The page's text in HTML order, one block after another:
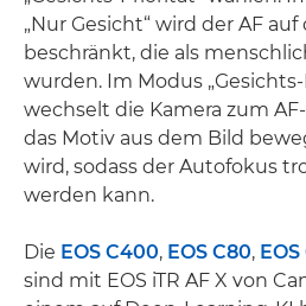
„Nur Gesicht“ wird der AF
beschränkt, die als
wurden. Im Modus
wechselt die Kamera zum
das Motiv aus dem Bild
wird, sodass der Autofokus
werden kann.
Die EOS C400, EOS C80,
sind mit EOS iTR AF X von